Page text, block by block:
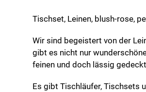
Tischset, Leinen, blush-rose,
Wir sind begeistert von der
gibt es nicht nur
feinen und doch lässig
Es gibt Tischläufer, Tischsets